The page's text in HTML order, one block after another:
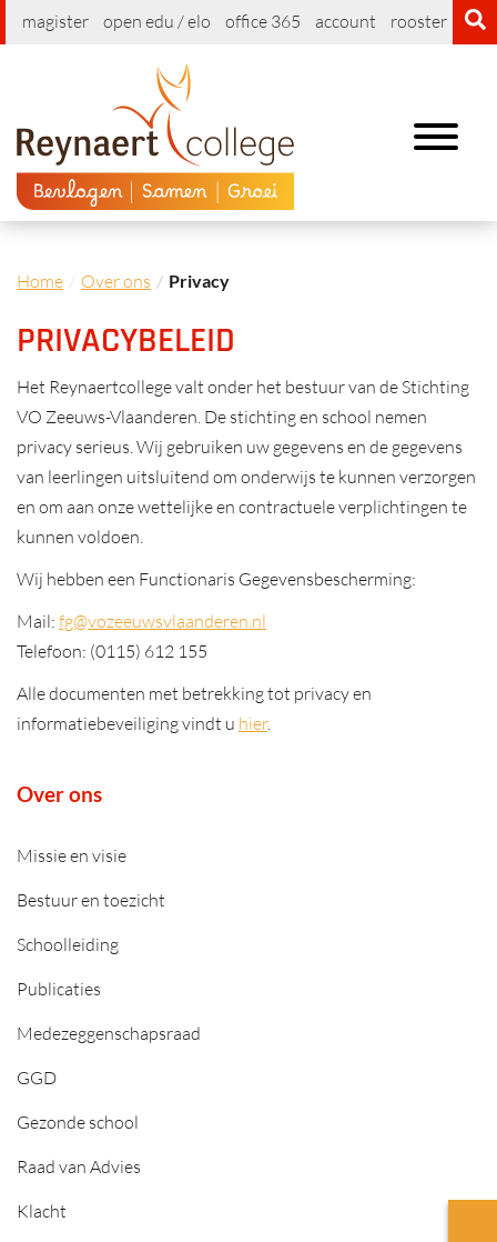
magister open edu / elo office 365 account rooster
Toggle
Over ons
Missie en visie
Bestuur en toezicht
Schoolleiding
Publicaties
Medezeggenschapsraad
GGD
Gezonde school
Raad van Advies
Klacht
Home Over ons Privacy
PRIVACYBELEID
Het Reynaertcollege valt onder het bestuur van de Stichting
VO Zeeuws-Vlaanderen. De stichting en school nemen
privacy serieus. Wij gebruiken uw gegevens en de gegevens
van leerlingen uitsluitend om onderwijs te kunnen verzorgen
en om aan onze wettelijke en contractuele verplichtingen te
kunnen voldoen.
Wij hebben een Functionaris Gegevensbescherming:
Mail: fg@vozeeuwsvlaanderen.nl
Telefoon: (0115) 612 155
Alle documenten met betrekking tot privacy en
informatiebeveiliging vindt u hier.